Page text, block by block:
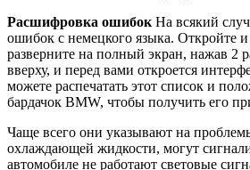
Расшифровка ошибок На всякий
ошибок с немецкого языка. Откройте
разверните на полный экран, нажав 2
вверху, и перед вами откроется
можете распечатать этот список и
бардачок BMW, чтобы получить его
Чаще всего они указывают на
охлаждающей жидкости, могут
автомобиле не работают световые